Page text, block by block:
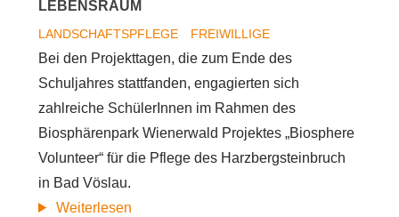
LEBENSRAUM
LANDSCHAFTSPFLEGE FREIWILLIGE
Bei den Projekttagen, die zum Ende des
Schuljahres stattfanden, engagierten sich
zahlreiche SchülerInnen im Rahmen des
Biosphärenpark Wienerwald Projektes „Biosphere
Volunteer“ für die Pflege des Harzbergsteinbruch
in Bad Vöslau.
Weiterlesen